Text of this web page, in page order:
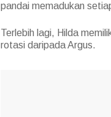
pandai memadukan
Terlebih lagi, Hilda
rotasi daripada Argus.